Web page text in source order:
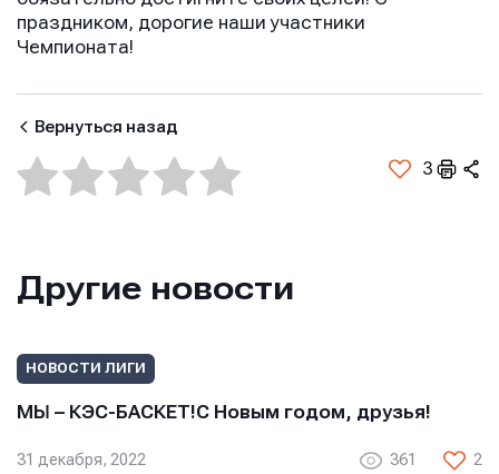
праздником, дорогие наши участники
Чемпионата!
Вернуться назад
3
Другие новости
НОВОСТИ ЛИГИ
МЫ – КЭС-БАСКЕТ!С Новым годом, друзья!
31 декабря, 2022 361 2
Имя
E-mail